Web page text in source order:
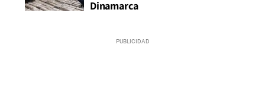
Dinamarca